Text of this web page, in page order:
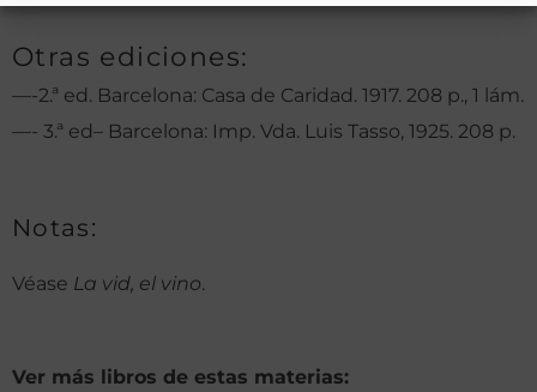
Otras ediciones:
—-2.ª ed. Barcelona: Casa de Caridad. 1917. 208 p., 1 lám.
—- 3.ª ed– Barcelona: Imp. Vda. Luis Tasso, 1925. 208 p.
Notas:
Véase La vid, el vino.
Ver más libros de estas materias: